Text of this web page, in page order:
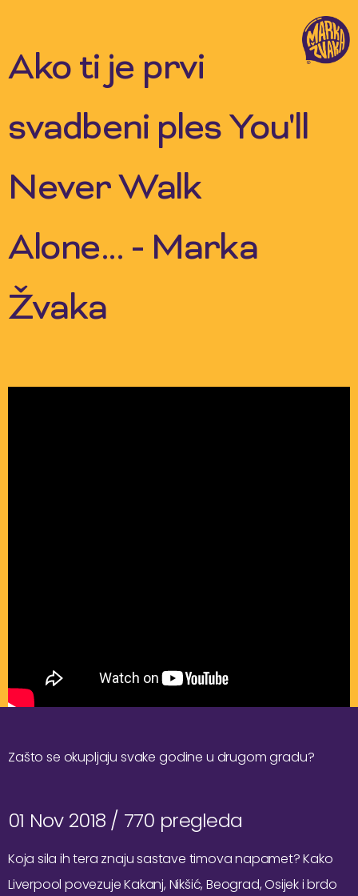
Ako ti je prvi
svadbeni ples You'll
Never Walk
Alone... - Marka
Žvaka
Zašto se okupljaju svake godine u drugom gradu?
01 Nov 2018 / 770 pregleda
Koja sila ih tera znaju sastave timova napamet? Kako
Liverpool povezuje Kakanj, Nikšić, Beograd, Osijek i brdo